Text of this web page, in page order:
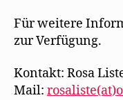
Für weitere
zur Verfügung.
Kontakt: Rosa
Mail: